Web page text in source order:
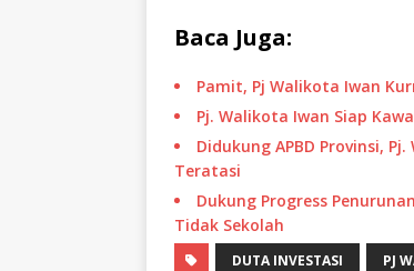
Baca Juga:
Pamit, Pj Walikota Iwan
Pj. Walikota Iwan Siap
Didukung APBD Provinsi,
Teratasi
Dukung Progress
Tidak Sekolah
DUTA INVESTASI PJ